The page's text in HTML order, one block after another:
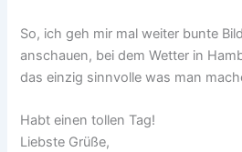
So, ich geh mir mal weiter bunte
anschauen, bei dem Wetter in
das einzig sinnvolle was man
Habt einen tollen Tag!
Liebste Grüße,